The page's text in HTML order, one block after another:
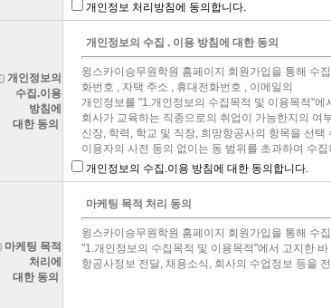
개인정보 처리방침에 동의합니다.
개인정보의
수집.이용
방침에
대한 동의
개인정보의 수집.이용 방침에 대한 동의합니다.
마케팅 목적
처리에
대한 동의